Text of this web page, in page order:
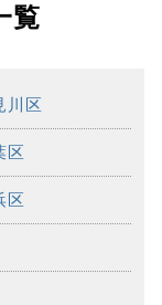
覧
川区
区
区